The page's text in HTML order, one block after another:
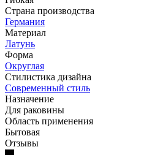
Страна производства
Германия
Материал
Латунь
Форма
Округлая
Стилистика дизайна
Современный стиль
Назначение
Для раковины
Область применения
Бытовая
Отзывы